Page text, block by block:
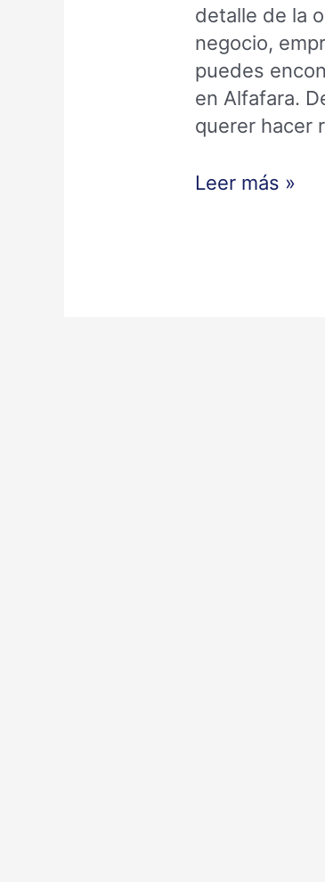
detalle de la
negocio,
puedes
en Alfafara.
querer hacer
Leer más »